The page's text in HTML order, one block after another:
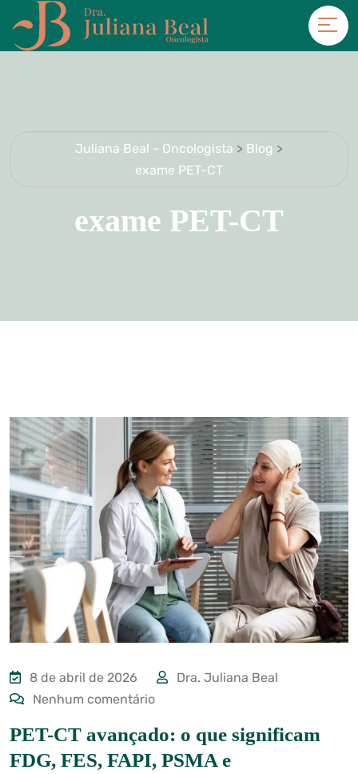
Juliana Beal - Oncologista > Blog >
exame PET-CT
exame PET-CT
8 de abril de 2026
Dra. Juliana Beal
Nenhum comentário
PET-CT avançado: o que significam
FDG, FES, FAPI, PSMA e